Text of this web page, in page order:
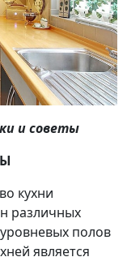
и советы
кухни
различных
полов
является